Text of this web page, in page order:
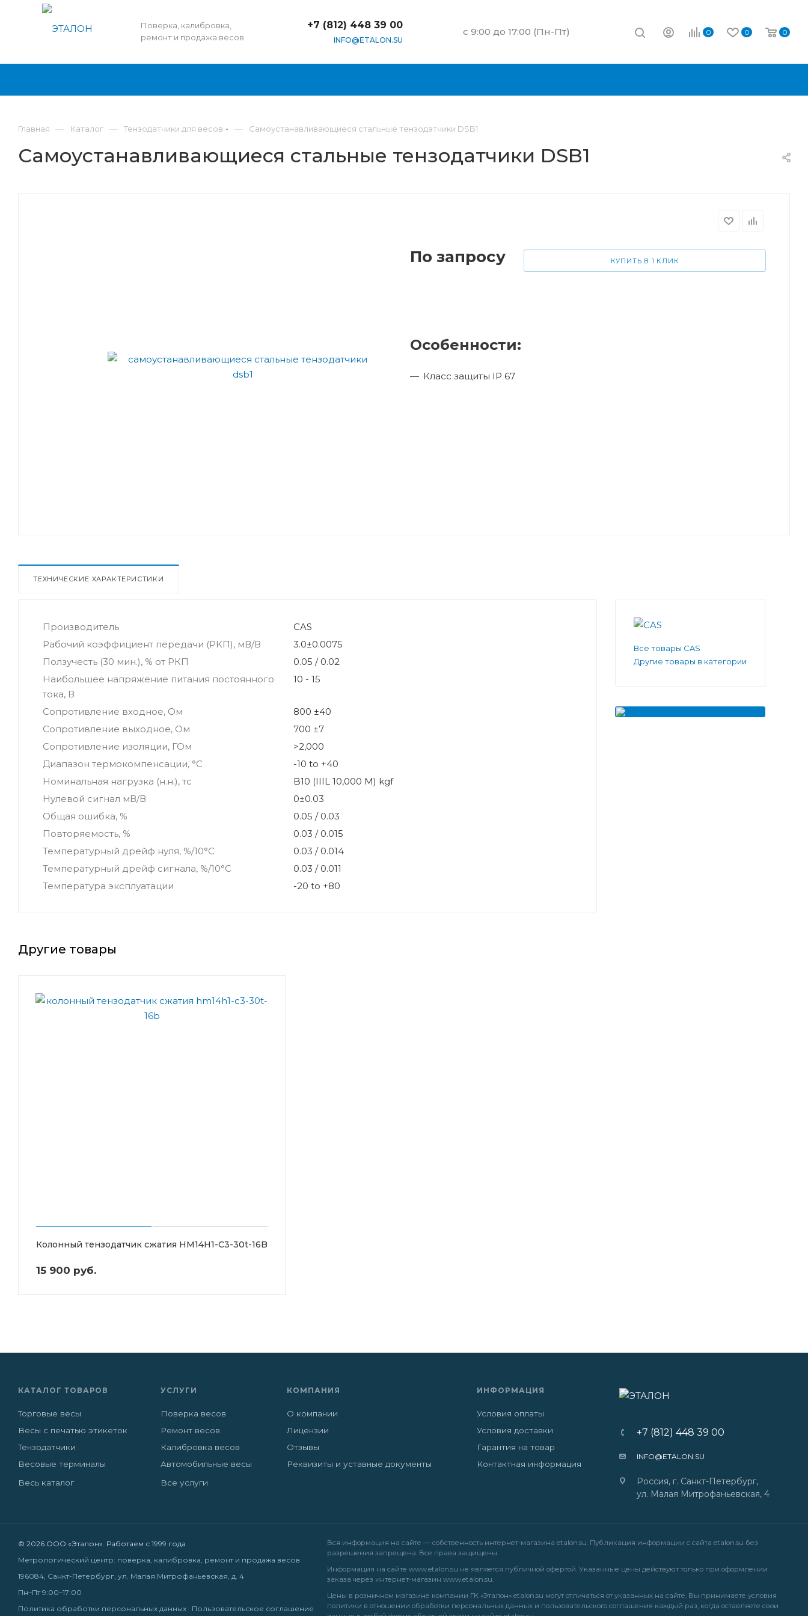
Поверка, калибровка,
ремонт и продажа весов
+7 (812) 448 39 00
INFO@ETALON.SU
c 9:00 до 17:00 (Пн-Пт) 0 0 0
Главная — Каталог — Тензодатчики для весов — Самоустанавливающиеся стальные тензодатчики DSB1
Самоустанавливающиеся стальные тензодатчики DSB1
По запросу КУПИТЬ В 1 КЛИК
Особенности:
Класс защиты IP 67
ТЕХНИЧЕСКИЕ ХАРАКТЕРИСТИКИ
Производитель
CAS
Рабочий коэффициент передачи (РКП), мВ/В
3.0±0.0075
Ползучесть (30 мин.), % от РКП
0.05 / 0.02
Наибольшее напряжение питания постоянного
тока, В
10 - 15
Сопротивление входное, Ом
800 ±40
Сопротивление выходное, Ом
700 ±7
Сопротивление изоляции, ГОм
>2,000
Диапазон термокомпенсации, °С
-10 to +40
Номинальная нагрузка (н.н.), тс
B10 (IIIL 10,000 M) kgf
Нулевой сигнал мВ/В
0±0.03
Общая ошибка, %
0.05 / 0.03
Повторяемость, %
0.03 / 0.015
Температурный дрейф нуля, %/10°C
0.03 / 0.014
Температурный дрейф сигнала, %/10°C
0.03 / 0.011
Температура эксплуатации
-20 to +80
Другие товары
Колонный тензодатчик сжатия HM14H1-C3-30t-16B
15 900 руб.
Все товары CAS
Другие товары в категории
КАТАЛОГ ТОВАРОВ
Торговые весы
Весы с печатью этикеток
Тензодатчики
Весовые терминалы
Весь каталог
УСЛУГИ
Поверка весов
Ремонт весов
Калибровка весов
Автомобильные весы
Все услуги
КОМПАНИЯ
О компании
Лицензии
Отзывы
Реквизиты и уставные документы
ИНФОРМАЦИЯ
Условия оплаты
Условия доставки
Гарантия на товар
Контактная информация
+7 (812) 448 39 00
INFO@ETALON.SU
Россия, г. Санкт-Петербург,
ул. Малая Митрофаньевская, 4
© 2026 ООО «Эталон». Работаем с 1999 года
Метрологический центр: поверка, калибровка, ремонт и продажа весов
196084, Санкт-Петербург, ул. Малая Митрофаньевская, д. 4
Пн–Пт 9:00–17:00
Политика обработки персональных данных · Пользовательское соглашение
Вся информация на сайте — собственность интернет-магазина etalon.su. Публикация информации с сайта etalon.su без
разрешения запрещена. Все права защищены.
Информация на сайте www.etalon.su не является публичной офертой. Указанные цены действуют только при оформлении
заказа через интернет-магазин www.etalon.su.
Цены в розничном магазине компании ГК «Эталон» etalon.su могут отличаться от указанных на сайте. Вы принимаете условия
политики в отношении обработки персональных данныхи пользовательского соглашения каждый раз, когда оставляете свои